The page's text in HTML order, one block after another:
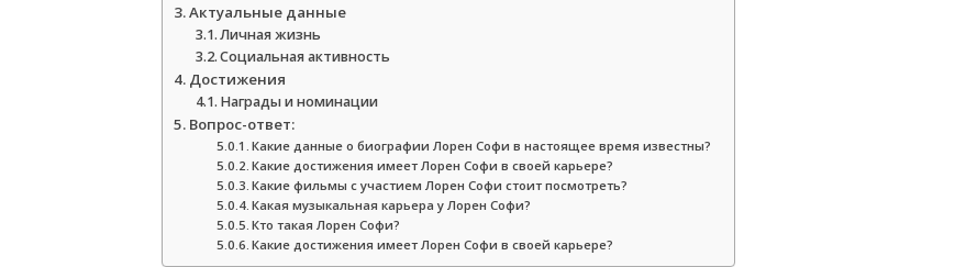
Актуальные данные
Личная жизнь
Социальная активность
Достижения
Награды и номинации
Вопрос-ответ:
Какие данные о биографии Лорен Софи в настоящее время известны?
Какие достижения имеет Лорен Софи в своей карьере?
Какие фильмы с участием Лорен Софи стоит посмотреть?
Какая музыкальная карьера у Лорен Софи?
Кто такая Лорен Софи?
Какие достижения имеет Лорен Софи в своей карьере?